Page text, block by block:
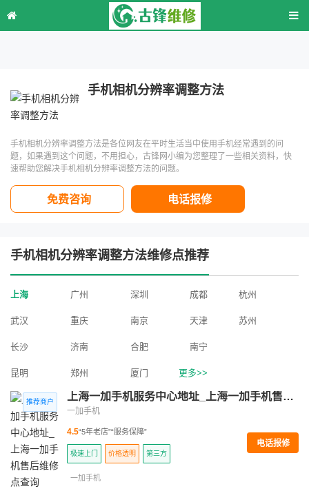
手机相机分辨率调整方法
手机相机分辨率调整方法是各位网友在平时生活当中使用手机经常遇到的问
题，如果遇到这个问题，不用担心，古锋网小编为您整理了一些相关资料，快
速帮助您解决手机相机分辨率调整方法的问题。
免费咨询 电话报修
手机相机分辨率调整方法维修点推荐
上海 广州 深圳 成都 杭州
武汉 重庆 南京 天津 苏州
长沙 济南 合肥 南宁
昆明 郑州 厦门 更多>>
上海一加手机服务中心地址_上海一加手机售后维修点查询
一加手机
4.5“5年老店”“服务保障”
极速上门 价格透明 第三方
一加手机
电话报修